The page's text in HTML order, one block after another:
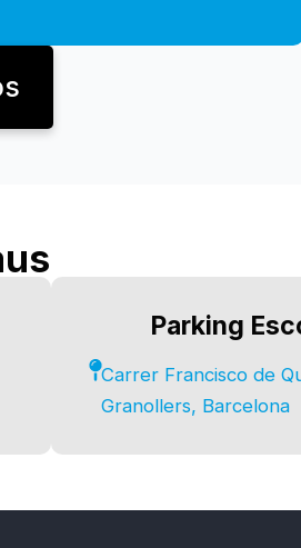
Parking
Carrer Francisco de
Granollers, Barcelona